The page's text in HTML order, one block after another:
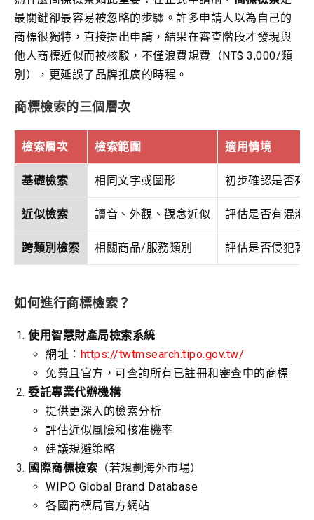
最關鍵卻最容易被忽略的步驟。許多申請人以為自己的
商標很獨特，直接提出申請，結果在審查階段才發現與
他人商標近似而被核駁，不僅浪費規費（NT$ 3,000/類
別），更延誤了品牌推廣的時程。
商標檢索的三個層次
檢索層次 檢索範圍 適用情境
基礎檢索 相同文字或圖形 初步確認是否有
近似檢索 讀音、外觀、觀念近似 評估是否有混淆
跨類別檢索 相關商品/服務類別 評估是否侵犯著
如何進行商標檢索？
使用智慧財產局檢索系統
網址： https://twtmsearch.tipo.gov.tw/
免費且官方，可查詢所有已註冊和審查中的商標
委託專業代辦機構
提供更深入的檢索分析
評估近似風險和核准機率
建議規避策略
國際商標檢索 （若規劃海外市場）
WIPO Global Brand Database
各國商標局官方網站